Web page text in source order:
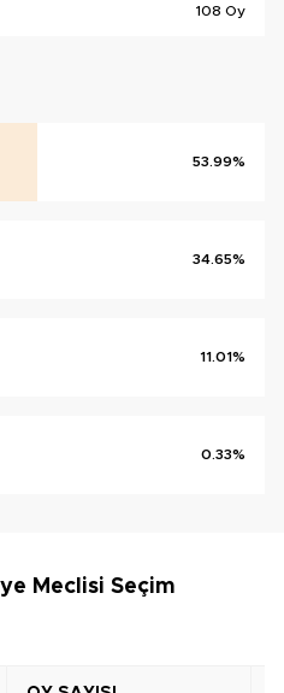
108 Oy
53.99%
34.65%
11.01%
0.33%
Meclisi Seçim